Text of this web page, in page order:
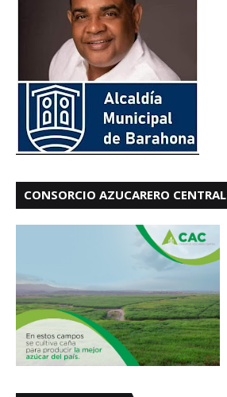
CONSORCIO AZUCARERO CENTRAL